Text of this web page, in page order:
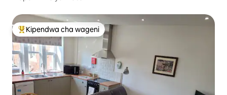
Kipendwa maarufu cha wageni
Kipendwa cha wageni